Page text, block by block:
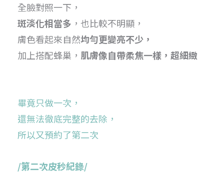
全臉對照一下，
斑淡化相當多 ，也比較不明顯，
膚色看起來自然均勻更變亮不少，
加上搭配蜂巢， 肌膚像自帶柔焦一樣，超細緻
畢竟只做一次，
還無法徹底完整的去除，
所以又預約了第二次
/第二次皮秒紀錄/